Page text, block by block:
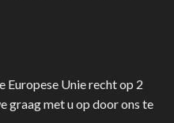
Europese Unie recht op 2
graag met u op door ons te